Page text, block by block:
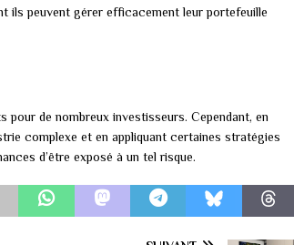
ils peuvent gérer efficacement leur portefeuille
de nombreux investisseurs. Cependant, en
complexe et en appliquant certaines stratégies
d’être exposé à un tel risque.